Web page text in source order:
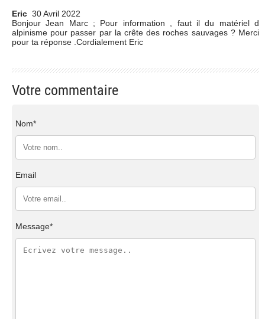
Eric 30 Avril 2022
Bonjour Jean Marc ; Pour information , faut il du matériel d
alpinisme pour passer par la crête des roches sauvages ? Merci
pour ta réponse .Cordialement Eric
Votre commentaire
Nom*
Email
Message*